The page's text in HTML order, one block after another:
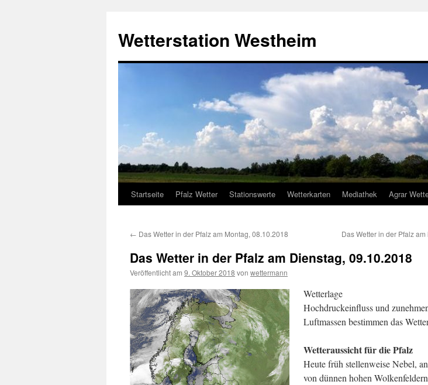
springen
Wetterstation Westheim
Startseite Pfalz Wetter Stationswerte Wetterkarten Mediathek Agrar
← Das Wetter in der Pfalz am Montag, 08.10.2018 Das Wetter in der Pfalz
Das Wetter in der Pfalz am Dienstag, 09.10.2018
Veröffentlicht am 9. Oktober 2018 von wettermann
Wetterlage
Hochdruckeinfluss und
Luftmassen bestimmen das
Wetteraussicht für die Pfalz
Heute früh stellenweise Nebel,
von dünnen hohen